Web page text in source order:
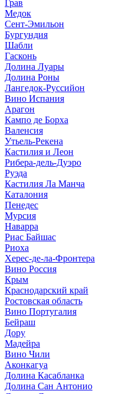
Грав
Медок
Сент-Эмильон
Бургундия
Шабли
Гасконь
Долина Луары
Долина Роны
Лангедок-Руссийон
Вино Испания
Арагон
Кампо де Борха
Валенсия
Утьель-Рекена
Кастилия и Леон
Рибера-дель-Дуэро
Руэда
Кастилия Ла Манча
Каталония
Пенедес
Мурсия
Наварра
Риас Байшас
Риоха
Херес-де-ла-Фронтера
Вино Россия
Крым
Краснодарский край
Ростовская область
Вино Португалия
Бейраш
Дору
Мадейра
Вино Чили
Аконкагуа
Долина Касабланка
Долина Сан Антонио